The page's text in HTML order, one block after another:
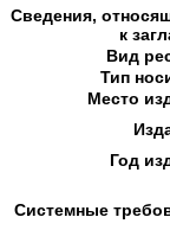
Сведения,
к
Вид
Тип
Место
Год
Системные